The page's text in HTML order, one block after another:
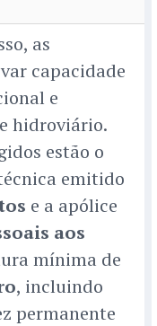
as
capacidade
e
hidroviário.
estão o
emitido
e a apólice
aos
mínima de
, incluindo
permanente